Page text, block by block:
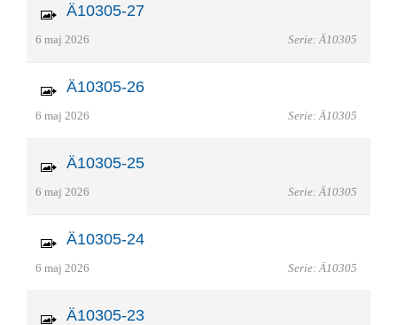
Ä10305-27
6 maj 2026 Serie: Ä10305
Ä10305-26
6 maj 2026 Serie: Ä10305
Ä10305-25
6 maj 2026 Serie: Ä10305
Ä10305-24
6 maj 2026 Serie: Ä10305
Ä10305-23